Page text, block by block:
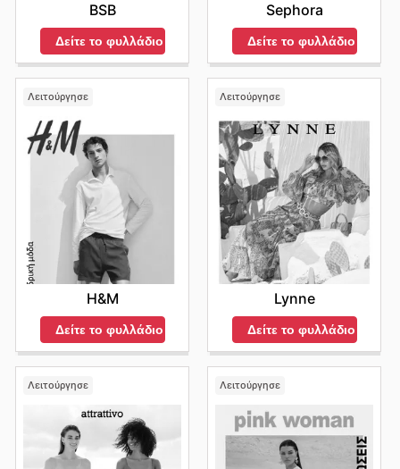
BSB
Δείτε το φυλλάδιο
Sephora
Δείτε το φυλλάδιο
Λειτούργησε
H&M
Δείτε το φυλλάδιο
Λειτούργησε
Lynne
Δείτε το φυλλάδιο
Λειτούργησε Λειτούργησε